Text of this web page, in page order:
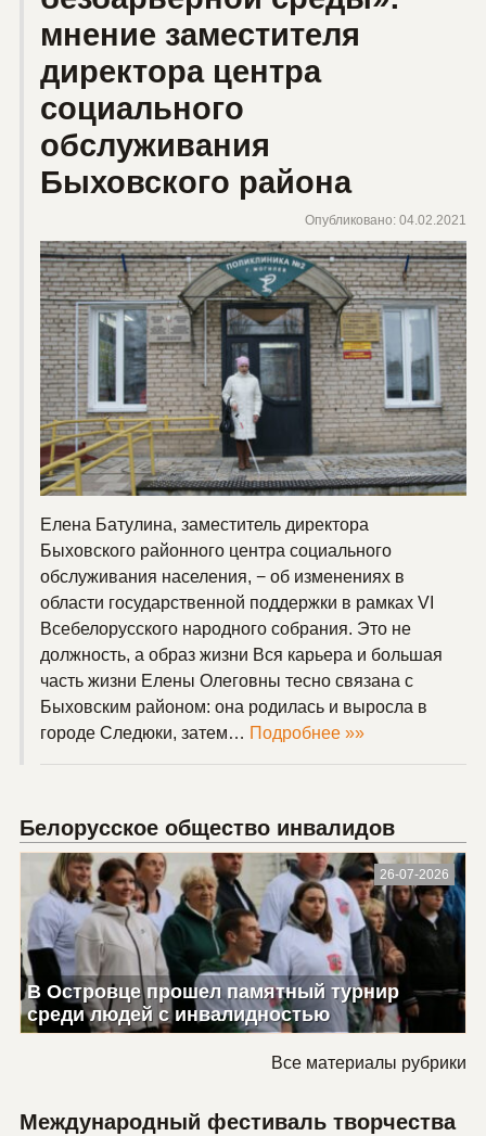
мнение заместителя
директора центра
социального
обслуживания
Быховского района
Опубликовано: 04.02.2021
Елена Батулина, заместитель директора
Быховского районного центра социального
обслуживания населения, − об изменениях в
области государственной поддержки в рамках VI
Всебелорусского народного собрания. Это не
должность, а образ жизни Вся карьера и большая
часть жизни Елены Олеговны тесно связана с
Быховским районом: она родилась и выросла в
городе Следюки, затем… Подробнее »»
Белорусское общество инвалидов
26-07-2026
В Островце прошел памятный турнир
среди людей с инвалидностью
Все материалы рубрики
Международный фестиваль творчества